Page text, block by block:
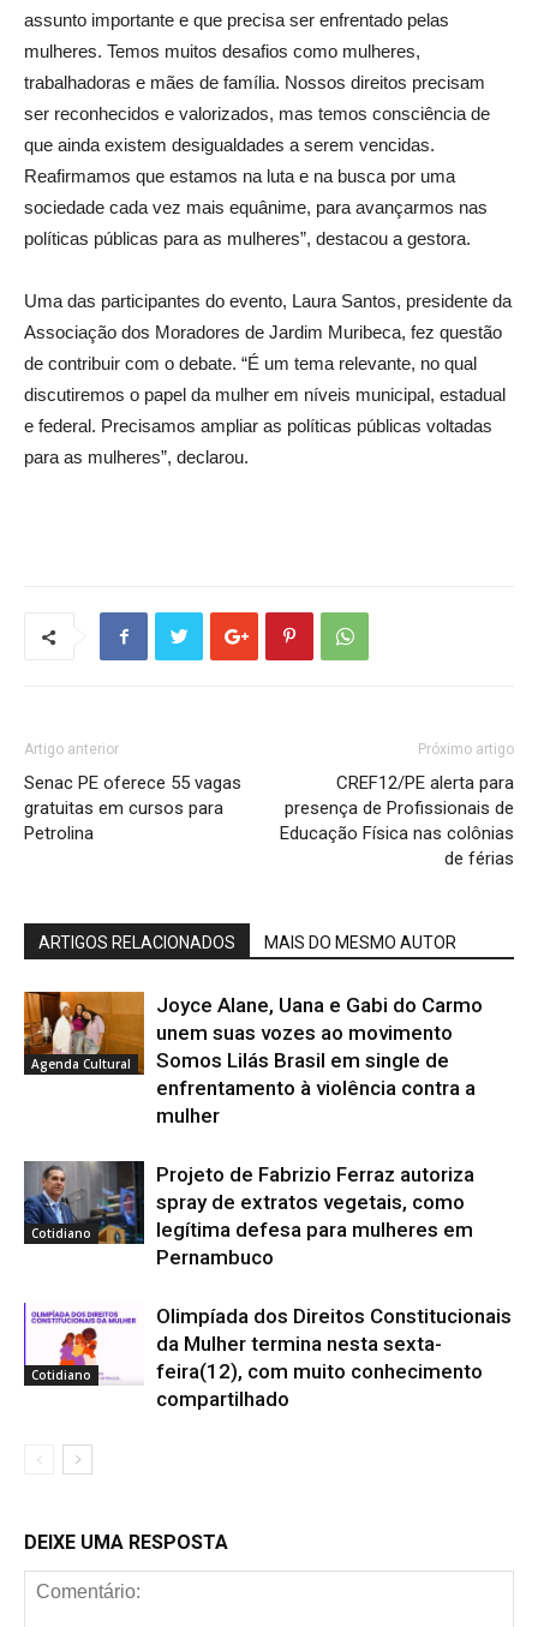
assunto importante e que precisa ser enfrentado pelas
mulheres. Temos muitos desafios como mulheres,
trabalhadoras e mães de família. Nossos direitos precisam
ser reconhecidos e valorizados, mas temos consciência de
que ainda existem desigualdades a serem vencidas.
Reafirmamos que estamos na luta e na busca por uma
sociedade cada vez mais equânime, para avançarmos nas
políticas públicas para as mulheres”, destacou a gestora.
Uma das participantes do evento, Laura Santos, presidente da
Associação dos Moradores de Jardim Muribeca, fez questão
de contribuir com o debate. “É um tema relevante, no qual
discutiremos o papel da mulher em níveis municipal, estadual
e federal. Precisamos ampliar as políticas públicas voltadas
para as mulheres”, declarou.
Artigo anterior
Senac PE oferece 55 vagas
gratuitas em cursos para
Petrolina
Próximo artigo
CREF12/PE alerta para
presença de Profissionais de
Educação Física nas colônias
de férias
ARTIGOS RELACIONADOS MAIS DO MESMO AUTOR
Agenda Cultural
Joyce Alane, Uana e Gabi do Carmo
unem suas vozes ao movimento
Somos Lilás Brasil em single de
enfrentamento à violência contra a
mulher
Cotidiano
Projeto de Fabrizio Ferraz autoriza
spray de extratos vegetais, como
legítima defesa para mulheres em
Pernambuco
Cotidiano
Olimpíada dos Direitos Constitucionais
da Mulher termina nesta sexta-
feira(12), com muito conhecimento
compartilhado
DEIXE UMA RESPOSTA